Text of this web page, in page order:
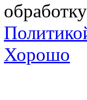
Хорошо